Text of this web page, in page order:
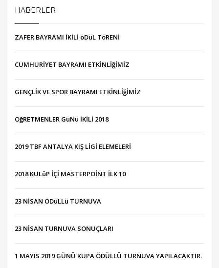
HABERLER
ZAFER BAYRAMI İKİLİ öDüL TöRENİ
CUMHURİYET BAYRAMI ETKİNLİğİMİZ
GENÇLİK VE SPOR BAYRAMI ETKİNLİğİMİZ
ÖğRETMENLER GüNü İKİLİ 2018
2019 TBF ANTALYA KIŞ LİGİ ELEMELERİ
2018 KULüP İÇİ MASTERPOİNT İLK 10
23 NİSAN ÖDüLLü TURNUVA
23 NİSAN TURNUVA SONUÇLARI
1 MAYIS 2019 GÜNÜ KUPA ÖDÜLLÜ TURNUVA YAPILACAKTIR.